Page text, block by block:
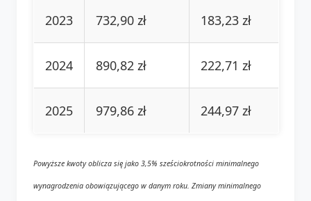
2023 732,90 zł 183,23 zł
2024 890,82 zł 222,71 zł
2025 979,86 zł 244,97 zł
Powyższe kwoty oblicza się jako 3,5% sześciokrotności minimalnego
wynagrodzenia obowiązującego w danym roku. Zmiany minimalnego